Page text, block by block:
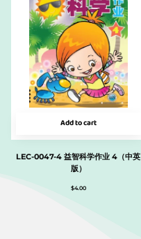
Add to cart
LEC-0047-4 益智科学作业 4（中英
版）
$4.00